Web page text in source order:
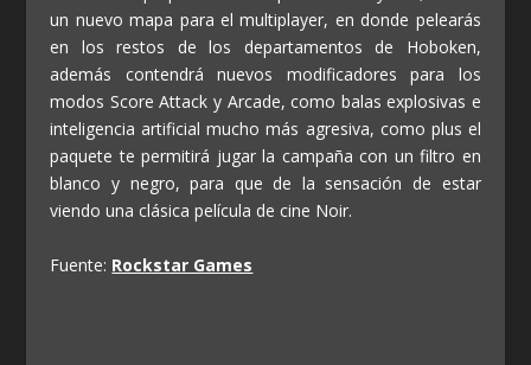
un nuevo mapa para el multiplayer, en donde pelearás
en los restos de los departamentos de Hoboken,
además contendrá nuevos modificadores para los
modos Score Attack y Arcade, como balas explosivas e
inteligencia artificial mucho más agresiva, como plus el
paquete te permitirá jugar la campaña con un filtro en
blanco y negro, para que de la sensación de estar
viendo una clásica película de cine Noir.
Fuente: Rockstar Games